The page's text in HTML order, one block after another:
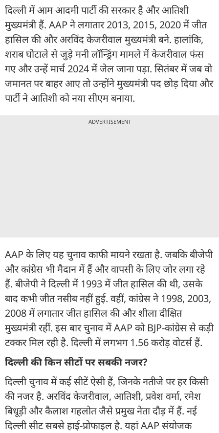
दिल्ली में आम आदमी पार्टी की सरकार है और आतिशी
मुख्यमंत्री हैं. AAP ने लगातार 2013, 2015, 2020 में जीत
हासिल की और अरविंद केजरीवाल मुख्यमंत्री बने. हालांकि,
शराब घोटाले से जुड़े मनी लॉन्ड्रिंग मामले में केजरीवाल फंस
गए और उन्हें मार्च 2024 में जेल जाना पड़ा. सितंबर में जब वो
जमानत पर बाहर आए तो उन्होंने मुख्यमंत्री पद छोड़ दिया और
पार्टी ने आतिशी को नया सीएम बनाया.
ADVERTISEMENT
AAP के लिए यह चुनाव काफी मायने रखता है. जबकि बीजेपी
और कांग्रेस भी मैदान में हैं और वापसी के लिए जोर लगा रहे
हैं. बीजेपी ने दिल्ली में 1993 में जीत हासिल की थी, उसके
बाद कभी जीत नसीब नहीं हुई. वहीं, कांग्रेस ने 1998, 2003,
2008 में लगातार जीत हासिल की और शीला दीक्षित
मुख्यमंत्री रहीं. इस बार चुनाव में AAP को BJP-कांग्रेस से कड़ी
टक्कर मिल रही है. दिल्ली में लगभग 1.56 करोड़ वोटर्स हैं.
दिल्ली की किन सीटों पर सबकी नजर?
दिल्ली चुनाव में कई सीटें ऐसी हैं, जिनके नतीजे पर हर किसी
की नजर है. अरविंद केजरीवाल, आतिशी, प्रवेश वर्मा, रमेश
बिधूड़ी और कैलाश गहलोत जैसे प्रमुख नेता दौड़ में हैं. नई
दिल्ली सीट सबसे हाई-प्रोफाइल है. यहां AAP संयोजक